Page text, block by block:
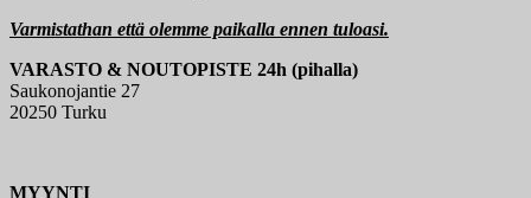
Varmistathan että olemme paikalla ennen tuloasi.
VARASTO & NOUTOPISTE 24h (pihalla)
Saukonojantie 27
20250 Turku
MYYNTI